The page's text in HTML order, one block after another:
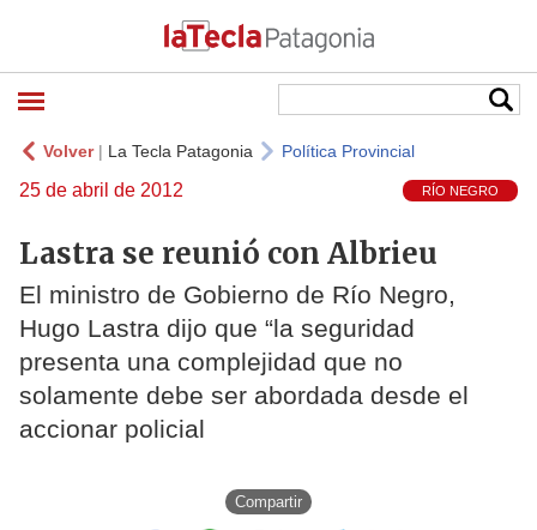
Volver| La Tecla Patagonia Política Provincial
25 de abril de 2012 RÍO NEGRO
Lastra se reunió con Albrieu
El ministro de Gobierno de Río Negro,
Hugo Lastra dijo que “la seguridad
presenta una complejidad que no
solamente debe ser abordada desde el
accionar policial
Compartir